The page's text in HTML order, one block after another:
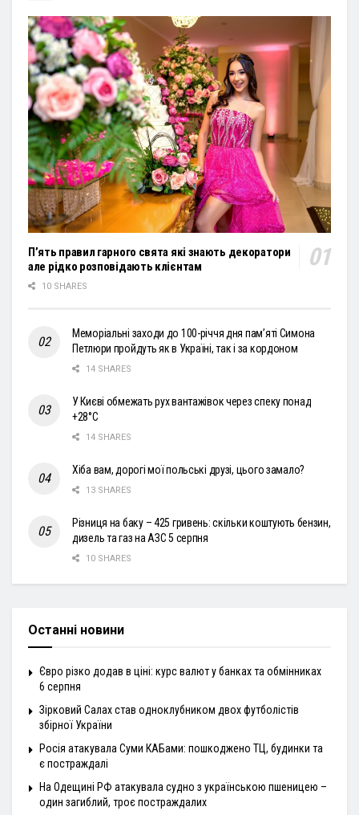
П’ять правил гарного свята які знають декоратори
але рідко розповідають клієнтам
10 SHARES
Меморіальні заходи до 100-річчя дня пам’яті Симона
Петлюри пройдуть як в Україні, так і за кордоном
14 SHARES
У Києві обмежать рух вантажівок через спеку понад
+28°С
14 SHARES
Хіба вам, дорогі мої польські друзі, цього замало?
13 SHARES
Різниця на баку – 425 гривень: скільки коштують бензин,
дизель та газ на АЗС 5 серпня
10 SHARES
Останні новини
Євро різко додав в ціні: курс валют у банках та обмінниках
6 серпня
Зірковий Салах став одноклубником двох футболістів
збірної України
Росія атакувала Суми КАБами: пошкоджено ТЦ, будинки та
є постраждалі
На Одещині РФ атакувала судно з українською пшеницею –
один загиблий, троє постраждалих